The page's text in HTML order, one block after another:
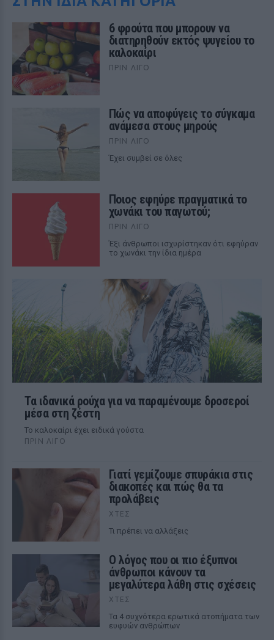
6 φρούτα που μπορουν να
διατηρηθούν εκτός ψυγείου το
καλοκαίρι
ΠΡΙΝ ΛΊΓΟ
Πώς να αποφύγεις το σύγκαμα
ανάμεσα στους μηρούς
ΠΡΙΝ ΛΊΓΟ
Έχει συμβεί σε όλες
Ποιος εφηύρε πραγματικά το
χωνάκι του παγωτού;
ΠΡΙΝ ΛΊΓΟ
Έξι άνθρωποι ισχυρίστηκαν ότι εφηύραν
το χωνάκι την ίδια ημέρα
Τα ιδανικά ρούχα για να παραμένουμε δροσεροί
μέσα στη ζέστη
To καλοκαίρι έχει ειδικά γούστα
ΠΡΙΝ ΛΊΓΟ
Γιατί γεμίζουμε σπυράκια στις
διακοπές και πώς θα τα
προλάβεις
ΧΤΕΣ
Τι πρέπει να αλλάξεις
Ο λόγος που οι πιο έξυπνοι
άνθρωποι κάνουν τα
μεγαλύτερα λάθη στις σχέσεις
ΧΤΕΣ
Τα 4 συχνότερα ερωτικά ατοπήματα των
ευφυών ανθρώπων